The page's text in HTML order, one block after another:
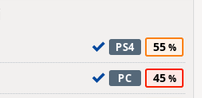
PS4 55
PC 45